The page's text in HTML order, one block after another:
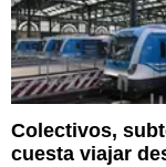
Colectivos,
cuesta viajar